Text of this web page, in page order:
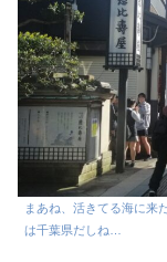
まあね、活きてる海に来
は千葉県だしね…